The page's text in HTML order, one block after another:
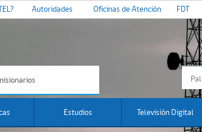
Autoridades Oficinas de Atención FDT
Estudios Televisión Digital